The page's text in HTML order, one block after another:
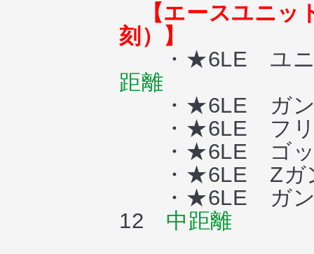
【エースユニ
刻）】
・★6LE ユニ
距離
・★6LE ガン
・★6LE フリ
・★6LE ゴッ
・★6LE Zガ
・★6LE ガンダ
12 中距離